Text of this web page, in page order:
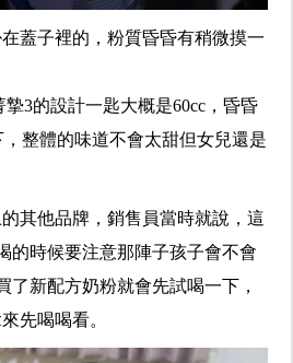
蓋子裡的，粉質昏昏有稍微摸一
3的設計一匙大概是60cc，昏昏
整體的味道不會太甜但女兒還是
其他品牌，銷售員當時就說，這
的時候要注意那陣子孩子會不會
了新配方奶粉就會先試喝一下，
先喝喝看。